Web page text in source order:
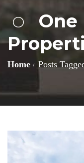
O
One
Home Posts